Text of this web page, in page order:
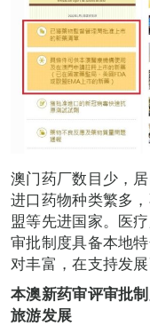
澳门药厂数目少，
进口药物种类繁多
盟等先进国家。医
审批制度具备本地
对丰富，在支持发
本澳新药审评审批
旅游发展